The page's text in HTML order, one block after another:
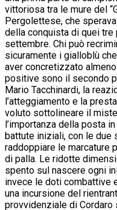
vittoriosa tra le mure del
Pergolettese, che
della conquista di quei tre
settembre. Chi può
sicuramente i gialloblù
aver concretizzato
positive sono il secondo
Mario Tacchinardi, la
l’atteggiamento e la
voluto sottolineare il
l’importanza della posta
battute iniziali, con le due
raddoppiare le marcature
di palla. Le ridotte
spento sul nascere ogni
invece le doti combattive
una incursione del
provvidenziale di Cordaro